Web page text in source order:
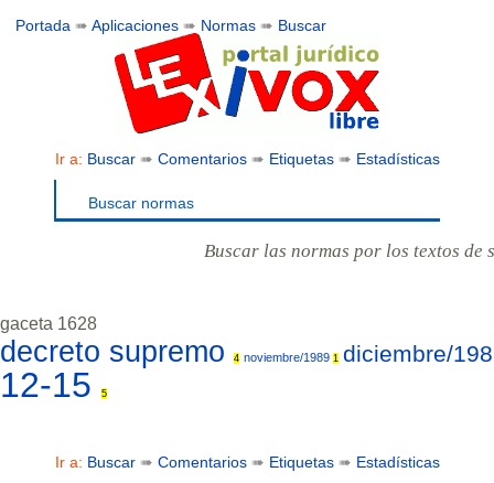
Portada ➠Aplicaciones ➠ Normas ➠ Buscar
Ir a: Buscar➠ Comentarios➠ Etiquetas➠ Estadísticas
Buscar normas
Buscar las normas por los textos de
gaceta 1628
decreto supremo 4 noviembre/1989 1 diciembre/
12-15 5
Ir a: Buscar➠ Comentarios➠ Etiquetas➠ Estadísticas